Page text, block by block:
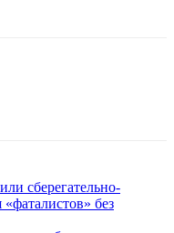
сберегательно-
без